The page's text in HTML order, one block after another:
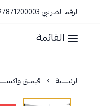
الرقم الضريبي 301297871200003
القائمة
الرئيسية قيمنق